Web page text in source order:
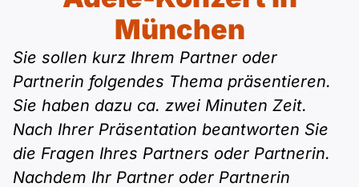
ÖIF
ÖSD
Pflege (telc)
Ukrainisch
Russisch
Polnisch
A1 Goethe
A1 ÖIF
A2 telc
A2 Goethe
A2 ÖIF
B1 DTZ
B1 Beruf
B1 telc
B2 Allgemein
B2 Beruf
B2 telc
Blog
Webinare
Mehr Tools
München
Sie sollen kurz Ihrem Partner oder
Partnerin folgendes Thema präsentieren.
Sie haben dazu ca. zwei Minuten Zeit.
Nach Ihrer Präsentation beantworten Sie
die Fragen Ihres Partners oder Partnerin.
Nachdem Ihr Partner oder Partnerin